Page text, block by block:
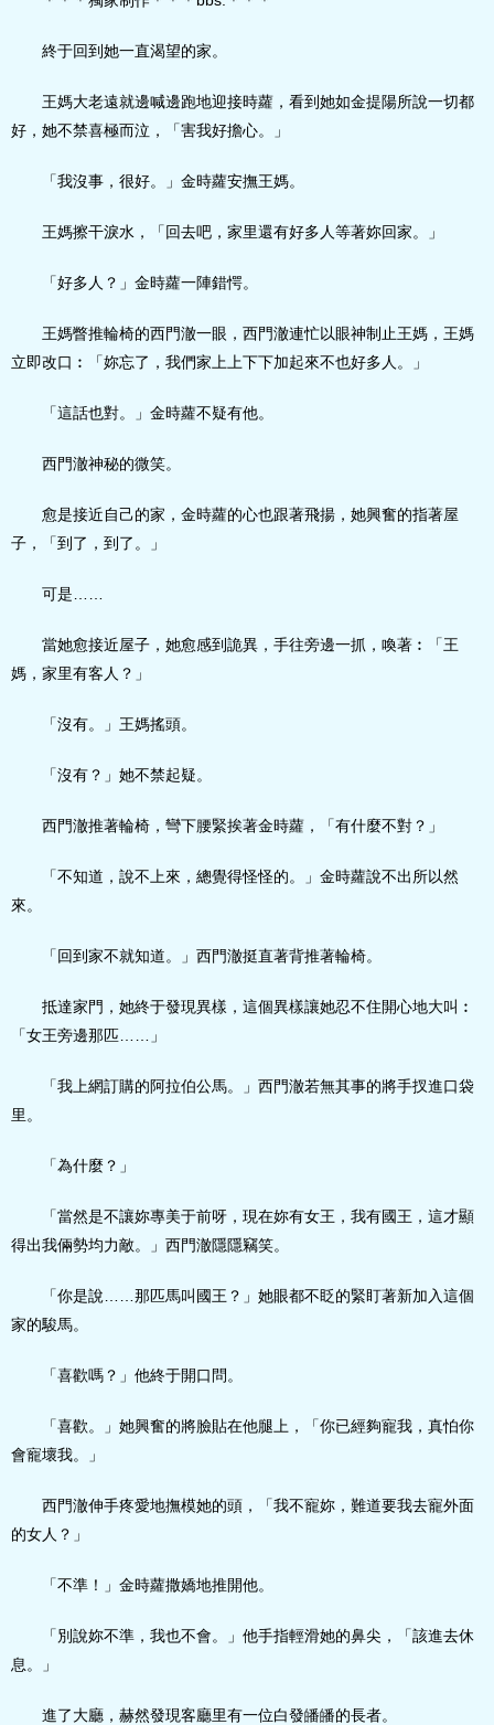
終于回到她一直渴望的家。
王媽大老遠就邊喊邊跑地迎接時蘿，看到她如金提陽所說一切都
好，她不禁喜極而泣，「害我好擔心。」
「我沒事，很好。」金時蘿安撫王媽。
王媽擦干淚水，「回去吧，家里還有好多人等著妳回家。」
「好多人？」金時蘿一陣錯愕。
王媽瞥推輪椅的西門澈一眼，西門澈連忙以眼神制止王媽，王媽
立即改口︰「妳忘了，我們家上上下下加起來不也好多人。」
「這話也對。」金時蘿不疑有他。
西門澈神秘的微笑。
愈是接近自己的家，金時蘿的心也跟著飛揚，她興奮的指著屋
子，「到了，到了。」
可是……
當她愈接近屋子，她愈感到詭異，手往旁邊一抓，喚著︰「王
媽，家里有客人？」
「沒有。」王媽搖頭。
「沒有？」她不禁起疑。
西門澈推著輪椅，彎下腰緊挨著金時蘿，「有什麼不對？」
「不知道，說不上來，總覺得怪怪的。」金時蘿說不出所以然
來。
「回到家不就知道。」西門澈挺直著背推著輪椅。
抵達家門，她終于發現異樣，這個異樣讓她忍不住開心地大叫︰
「女王旁邊那匹……」
「我上網訂購的阿拉伯公馬。」西門澈若無其事的將手扠進口袋
里。
「為什麼？」
「當然是不讓妳專美于前呀，現在妳有女王，我有國王，這才顯
得出我倆勢均力敵。」西門澈隱隱竊笑。
「你是說……那匹馬叫國王？」她眼都不眨的緊盯著新加入這個
家的駿馬。
「喜歡嗎？」他終于開口問。
「喜歡。」她興奮的將臉貼在他腿上，「你已經夠寵我，真怕你
會寵壞我。」
西門澈伸手疼愛地撫模她的頭，「我不寵妳，難道要我去寵外面
的女人？」
「不準！」金時蘿撒嬌地推開他。
「別說妳不準，我也不會。」他手指輕滑她的鼻尖，「該進去休
息。」
進了大廳，赫然發現客廳里有一位白發皤皤的長者。